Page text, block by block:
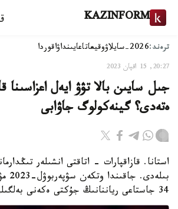
KAZINFORM
ترەند:2026-سايلاۋ وقيعاتاعايىنداۋاقوردا
20:27, 15 اقپان 2023
جىل سايىن بالا تۋۋ ايەل اعزاسىنا
ەتەدى؟ گينەكولوگ جاۋابى
استانا. قازاقپارات - اتاقتى انشىلەر
34 جاستاعى رياننانىڭ جۇكتى ەكەنى بەلگىلى بولدى.